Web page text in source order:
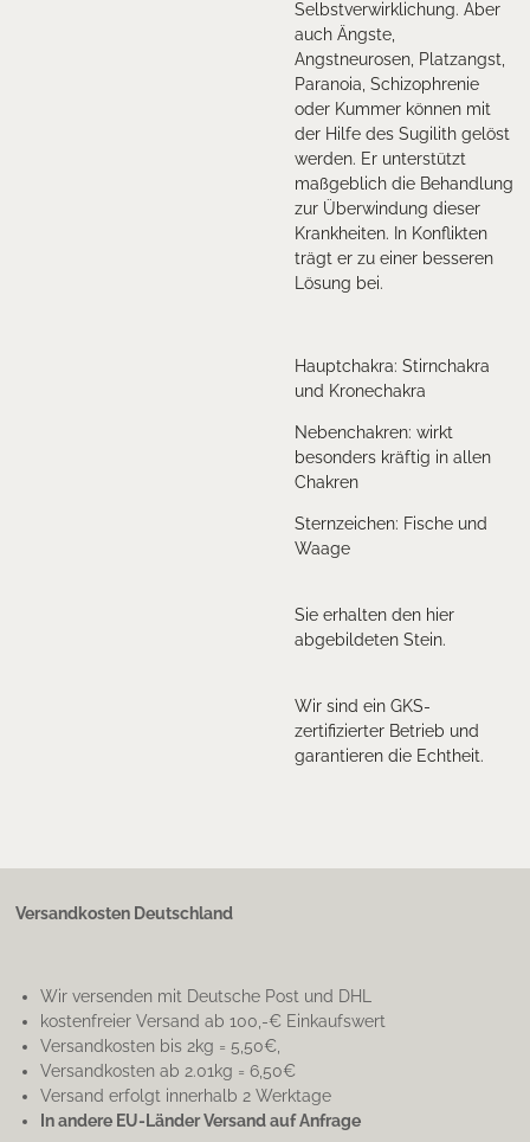
Selbstverwirklichung. Aber
auch Ängste,
Angstneurosen, Platzangst,
Paranoia, Schizophrenie
oder Kummer können mit
der Hilfe des Sugilith gelöst
werden. Er unterstützt
maßgeblich die Behandlung
zur Überwindung dieser
Krankheiten. In Konflikten
trägt er zu einer besseren
Lösung bei.
Hauptchakra: Stirnchakra
und Kronechakra
Nebenchakren: wirkt
besonders kräftig in allen
Chakren
Sternzeichen: Fische und
Waage
Sie erhalten den hier
abgebildeten Stein.
Wir sind ein GKS-
zertifizierter Betrieb und
garantieren die Echtheit.
Versandkosten Deutschland
Wir versenden mit Deutsche Post und DHL
kostenfreier Versand ab 100,-€ Einkaufswert
Versandkosten bis 2kg = 5,50€,
Versandkosten ab 2.01kg = 6,50€
Versand erfolgt innerhalb 2 Werktage
In andere EU-Länder Versand auf Anfrage